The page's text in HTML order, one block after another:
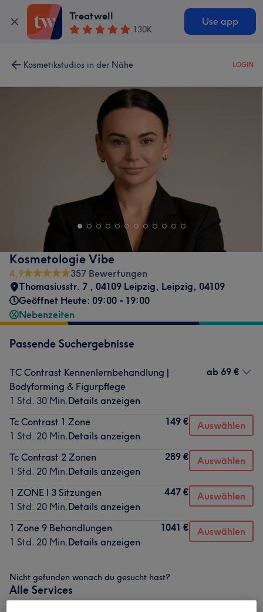
Treatwell
130K
Use app
Kosmetikstudios in der Nähe LOGIN
Kosmetologie Vibe
4,9
357 Bewertungen
Thomasiusstr. 7 , 04109 Leipzig, Leipzig, 04109
Geöffnet Heute: 09:00 - 19:00
Nebenzeiten
Passende Suchergebnisse
TC Contrast Kennenlernbehandlung |
Bodyforming & Figurpflege
1 Std. 30 Min.Details anzeigen
ab 69 €
Tc Contrast 1 Zone
1 Std. 20 Min.Details anzeigen
149 € Auswählen
Tc Contrast 2 Zonen
1 Std. 20 Min.Details anzeigen
289 € Auswählen
1 ZONE I 3 Sitzungen
1 Std. 20 Min.Details anzeigen
447 € Auswählen
1 Zone 9 Behandlungen
1 Std. 20 Min.Details anzeigen
1041 € Auswählen
Nicht gefunden wonach du gesucht hast?
Alle Services